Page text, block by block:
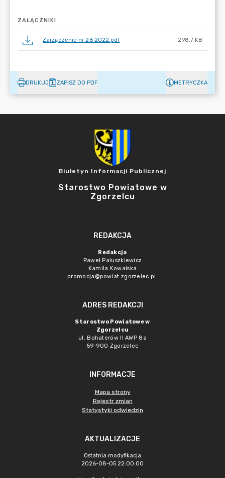
ZAŁĄCZNIKI
Zarządzenie nr 26 2022.pdf 298.7 KB
DRUKUJ ZAPISZ DO PDF METRYCZKA
Biuletyn Informacji Publicznej
Starostwo Powiatowe w
Zgorzelcu
REDAKCJA
Redakcja
Paweł Paluszkiewicz
Kamila Kowalska
promocja@powiat.zgorzelec.pl
ADRES REDAKCJI
Starostwo Powiatowe w
Zgorzelcu
ul. Bohaterów II AWP 8a
59-900 Zgorzelec
INFORMACJE
Mapa strony
Rejestr zmian
Statystyki odwiedzin
AKTUALIZACJE
Ostatnia modyfikacja
2026-08-05 22:00:00